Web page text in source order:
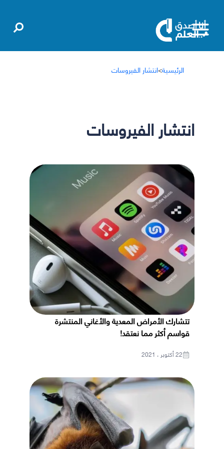
الرئيسية>انتشار الفيروسات
انتشار الفيروسات
تتشارك الأمراض المعدية والأغاني المنتشرة
قواسم أكثر مما نعتقد!
22 أكتوبر ، 2021